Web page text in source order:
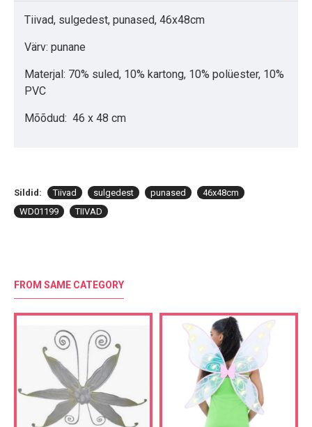
Tiivad, sulgedest, punased, 46x48cm
Värv: punane
Materjal: 70% suled, 10% kartong, 10% polüester, 10%
PVC
Mõõdud: 46 x 48 cm
Sildid: Tiivad sulgedest punased
46x48cm
WD01199
TIIVAD
FROM SAME CATEGORY